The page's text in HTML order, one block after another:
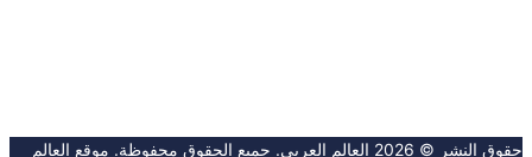
حقوق النشر © 2026 العالِم العربي. جميع الحقوق محفوظة. موقع العالِم